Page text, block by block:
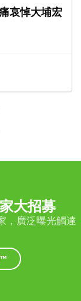
哀悼大埔宏
大招募
，廣泛曝光觸達